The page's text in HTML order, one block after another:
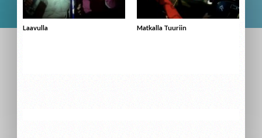
Laavulla Matkalla Tuuriin